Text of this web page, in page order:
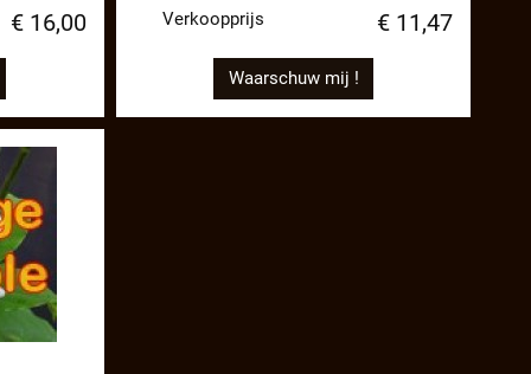
€ 16,00 Verkoopprijs € 11,47
Waarschuw mij !